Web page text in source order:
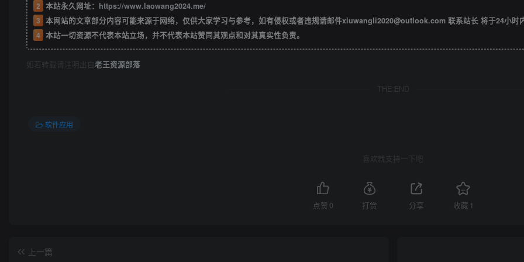
2 本站永久网址： https://www.laowang2024.me/
3 本网站的文章部分内容可能来源于网络，仅供大家学习与参考，如有侵权或者违规请邮件xiuwangli2020@outlook.com 联系站长 将于24小时
4 本站一切资源不代表本站立场，并不代表本站赞同其观点和对其真实性负责。
如若转载请注明出自老王资源部落
THE END
软件应用
喜欢就支持一下吧
点赞 0 打赏 分享 收藏 1
上一篇